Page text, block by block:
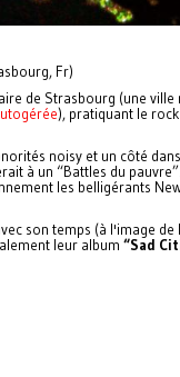
Fr)
de Strasbourg (une ville
), pratiquant le
noisy et un côté
à un “Battles du
les belligérants
son temps (à l'image de
leur album “Sad